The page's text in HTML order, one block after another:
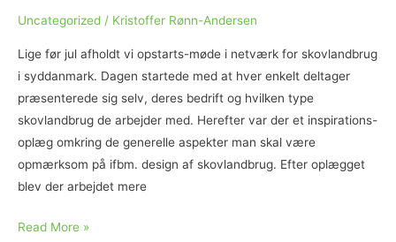
henblik
skalere
kapacitet
etablering
og
af
Uncategorized / Kristoffer Rønn-Andersen
Lige før jul afholdt vi opstarts-møde i netværk for skovlandbrug
i syddanmark. Dagen startede med at hver enkelt deltager
præsenterede sig selv, deres bedrift og hvilken type
skovlandbrug de arbejder med. Herefter var der et inspirations-
oplæg omkring de generelle aspekter man skal være
opmærksom på ifbm. design af skovlandbrug. Efter oplægget
blev der arbejdet mere
Opstartsmøde
Read More »